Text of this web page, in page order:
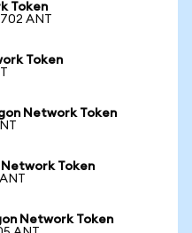
Token
ANT
Token
Network Token
Network Token
Network Token